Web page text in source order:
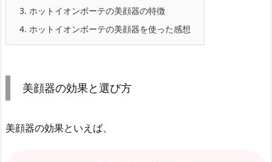
3. ホットイオンボーテの美顔器の特徴
4. ホットイオンボーテの美顔器を使った感想
美顔器の効果と選び方
美顔器の効果といえば、